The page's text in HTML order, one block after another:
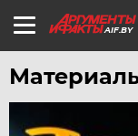
AIF.BY